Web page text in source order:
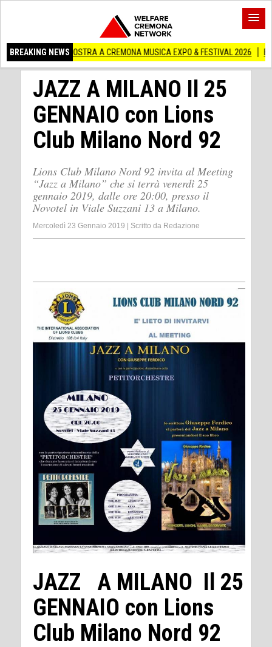
BREAKING NEWS
IN MOSTRA A CREMONA MUSICA EXPO & FESTIVAL 2026 Edilizia
JAZZ A MILANO Il 25
GENNAIO con Lions
Club Milano Nord 92
Lions Club Milano Nord 92 invita al Meeting
“Jazz a Milano” che si terrà venerdì 25
gennaio 2019, dalle ore 20:00, presso il
Novotel in Viale Suzzani 13 a Milano.
Mercoledì 23 Gennaio 2019 Scritto da Redazione
JAZZ A MILANO Il 25
GENNAIO con Lions
Club Milano Nord 92